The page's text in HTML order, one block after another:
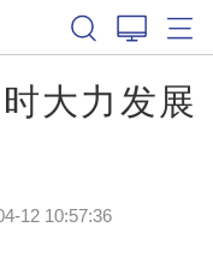
大力发展
12 10:57:36